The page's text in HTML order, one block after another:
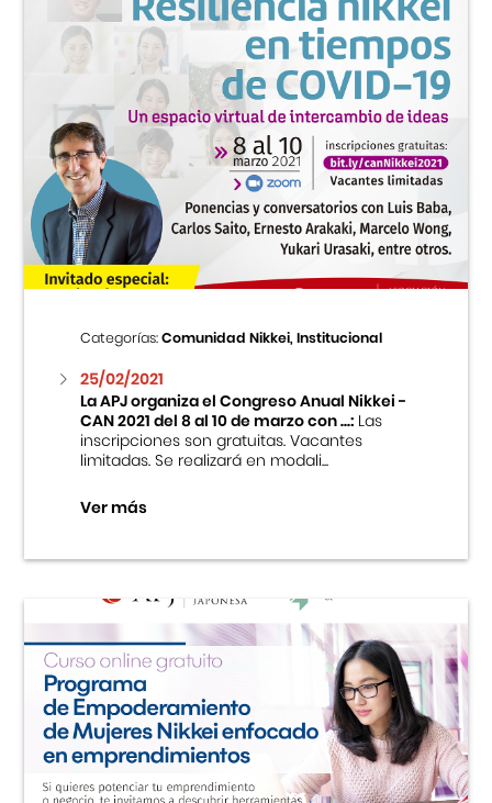
Categorías:Comunidad Nikkei, Institucional
25/02/2021
La APJ organiza el Congreso Anual Nikkei -
CAN 2021 del 8 al 10 de marzo con ...:Las
inscripciones son gratuitas. Vacantes
limitadas. Se realizará en modali...
Ver más